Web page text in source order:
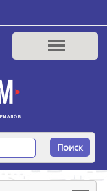
Поиск